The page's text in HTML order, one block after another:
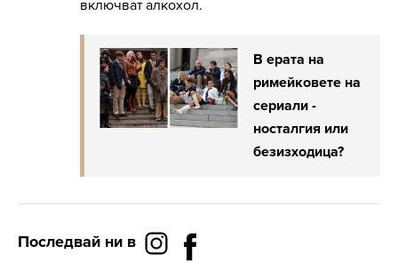
включват алкохол.
В ерата на
римейковете на
сериали -
носталгия или
безизходица?
Последвай ни в